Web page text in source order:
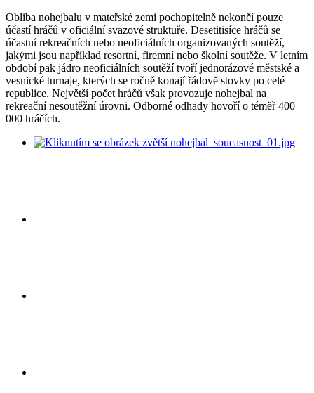
Obliba nohejbalu v mateřské zemi pochopitelně nekončí pouze
účastí hráčů v oficiální svazové struktuře. Desetitisíce hráčů se
účastní rekreačních nebo neoficiálních organizovaných soutěží,
jakými jsou například resortní, firemní nebo školní soutěže. V letním
období pak jádro neoficiálních soutěží tvoří jednorázové městské a
vesnické turnaje, kterých se ročně konají řádově stovky po celé
republice. Největší počet hráčů však provozuje nohejbal na
rekreační nesoutěžní úrovni. Odborné odhady hovoří o téměř 400
000 hráčích.